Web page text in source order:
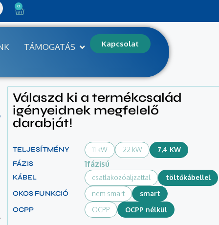
0
TÁMOGATÁS Kapcsolat
Válaszd ki a termékcsalád
igényeidnek megfelelő
darabját!
TELJESÍTMÉNY 11 kW 22 kW
7,4 KW
FÁZIS
1fázisú
KÁBEL csatlakozóaljzattal
töltőkábellel
OKOS FUNKCIÓ
nem smart
smart
OCPP
OCPP OCPP nélkül